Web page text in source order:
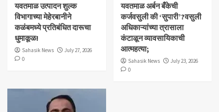
यवतमाळ उत्पादन शुल्क
विभागाच्या मेहेरबानीने
कळंबमध्ये प्रतिबंधित दारूचा
धुमाकूळ!
Sahasik News
July 27, 2026
0
​यवतमाळ अर्बन बँकेची
कर्जवसुली की ‘सुपारी’?वसुली
अधिकाऱ्यांच्या त्रासाला
कंटाळून व्यावसायिकाची
आत्महत्या;
Sahasik News
July 23, 2026
0